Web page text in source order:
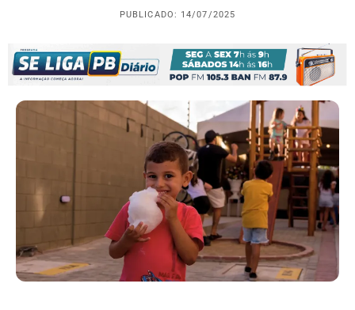
PUBLICADO: 14/07/2025